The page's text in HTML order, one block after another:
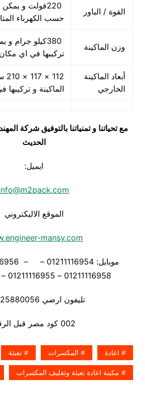
القوة / الباور
220فولت و
حسب الكهرباء المتاحه 2.5
وزن الماكينة
380كيلو جرام
تركيبها في اي مكان
أبعاد الماكينة
الخارجي
الماكينة و
مع تحياتنا و تمنياتنا بالتوفيق شركة
الحديث
ايميل:
الموقع الاليكتروني
mansy.com
تليفون ارضي 0225880056
002 كود مصر قبل الرقم
اعادة المكسرات تعبئة
مكينة اعادة تعبئة وتغليف المكسرات